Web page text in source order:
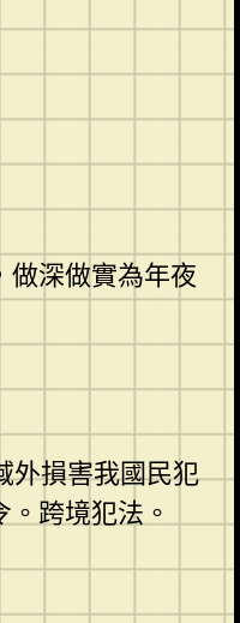
做深做實為年夜
外損害我國民犯
跨境犯法。